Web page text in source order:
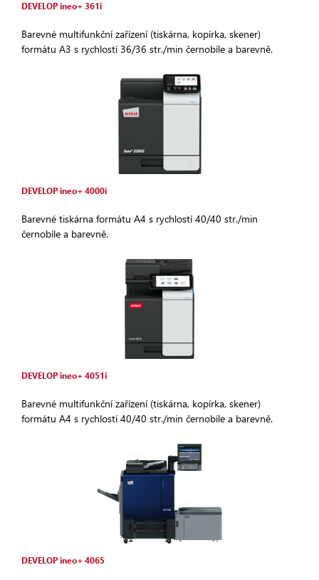
DEVELOP ineo+ 361i
Barevné multifunkční zařízení (tiskárna, kopírka, skener)
formátu A3 s rychlostí 36/36 str./min černobíle a barevně.
DEVELOP ineo+ 4000i
Barevné tiskárna formátu A4 s rychlostí 40/40 str./min
černobíle a barevně.
DEVELOP ineo+ 4051i
Barevné multifunkční zařízení (tiskárna, kopírka, skener)
formátu A4 s rychlostí 40/40 str./min černobíle a barevně.
DEVELOP ineo+ 4065